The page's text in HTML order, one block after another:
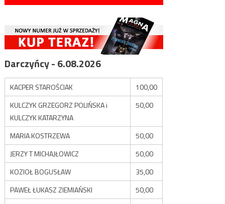
Darczyńcy - 6.08.2026
KACPER STAROŚCIAK
100,00
KULCZYK GRZEGORZ POLIŃSKA i
KULCZYK KATARZYNA
50,00
MARIA KOSTRZEWA
50,00
JERZY T MICHAJŁOWICZ
50,00
KOZIOŁ BOGUSŁAW
35,00
PAWEŁ ŁUKASZ ZIEMIAŃSKI
50,00